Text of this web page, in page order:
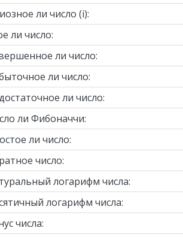
ли число (i):
ли число:
ли число:
ли число:
ли число:
ли Фибоначчи:
ли число:
число:
логарифм числа:
логарифм числа:
числа: